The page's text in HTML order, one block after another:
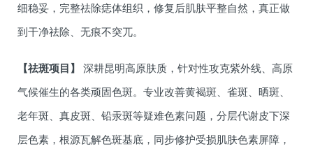
细稳妥，完整祛除痣体组织，修复后肌肤平整自然，真正做
到干净祛除、无痕不突兀。
【祛斑项目】
深耕昆明高原肤质，针对性攻克紫外线、高原
气候催生的各类顽固色斑。专业改善黄褐斑、雀斑、晒斑、
老年斑、真皮斑、铅汞斑等疑难色素问题，分层代谢皮下深
层色素，根源瓦解色斑基底，同步修护受损肌肤色素屏障，